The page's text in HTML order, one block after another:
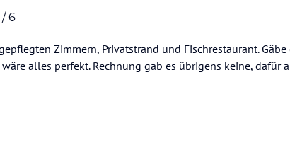
/ 6
Zimmern, Privatstrand und Fischrestaurant.
wäre alles perfekt. Rechnung gab es übrigens keine, dafür